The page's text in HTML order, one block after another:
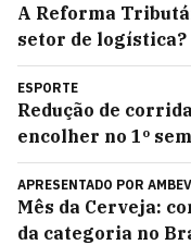
A Reforma
setor de logística?
ESPORTE
Redução de
encolher no 1º
APRESENTADO POR AMBEV
Mês da Cerveja:
da categoria no